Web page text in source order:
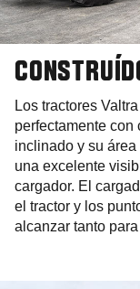
Los tractores
perfectamente con
inclinado y su
una excelente
cargador. El
el tractor y los
alcanzar tanto